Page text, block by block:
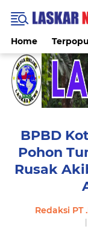
Home
BPBD
Pohon
Rusak
Redaksi PT